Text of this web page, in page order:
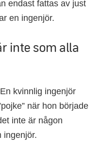
endast fattas av just
en ingenjör.
inte som alla
kvinnlig ingenjör
när hon började
inte är någon
ingenjör.